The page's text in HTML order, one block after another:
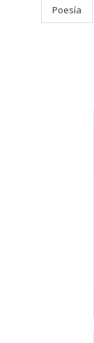
Poesía